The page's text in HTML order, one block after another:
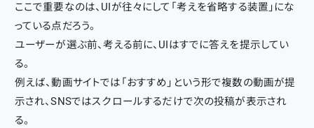
ここで重要なのは、UIが往々にして「考えを省略する装置」にな
っている点だろう。
ユーザーが選ぶ前、考える前に、UIはすでに答えを提示してい
る。
例えば、動画サイトでは「おすすめ」という形で複数の動画が提
示され、SNSではスクロールするだけで次の投稿が表示され
る。